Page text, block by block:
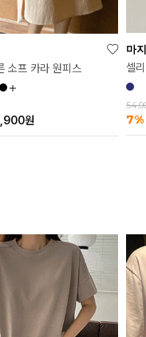
소프 카라 원피스
원
마
셀
7%